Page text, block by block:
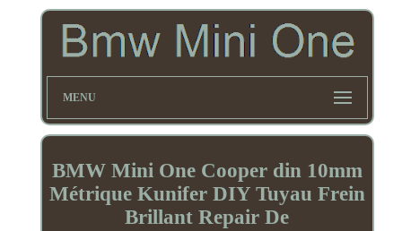
MENU
BMW Mini One Cooper din 10mm
Métrique Kunifer DIY Tuyau Frein
Brillant Repair De